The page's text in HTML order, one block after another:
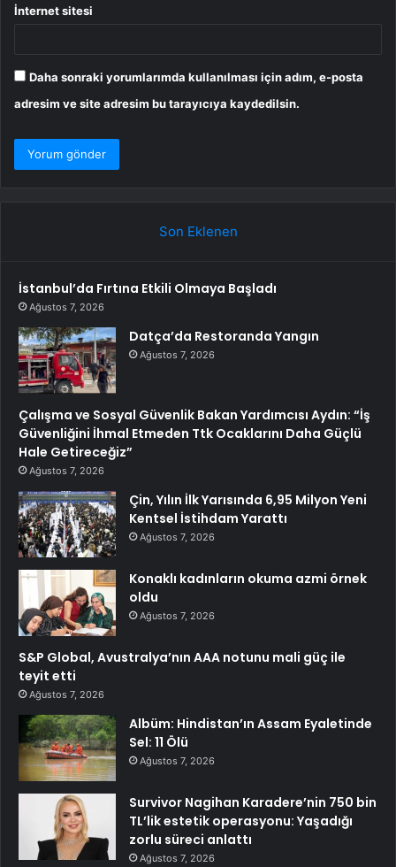
İnternet sitesi
Daha sonraki yorumlarımda kullanılması için adım, e-posta
adresim ve site adresim bu tarayıcıya kaydedilsin.
Son Eklenen
İstanbul’da Fırtına Etkili Olmaya Başladı
Ağustos 7, 2026
Datça’da Restoranda Yangın
Ağustos 7, 2026
Çalışma ve Sosyal Güvenlik Bakan Yardımcısı Aydın: “İş
Güvenliğini İhmal Etmeden Ttk Ocaklarını Daha Güçlü
Hale Getireceğiz”
Ağustos 7, 2026
Çin, Yılın İlk Yarısında 6,95 Milyon Yeni
Kentsel İstihdam Yarattı
Ağustos 7, 2026
Konaklı kadınların okuma azmi örnek
oldu
Ağustos 7, 2026
S&P Global, Avustralya’nın AAA notunu mali güç ile
teyit etti
Ağustos 7, 2026
Albüm: Hindistan’ın Assam Eyaletinde
Sel: 11 Ölü
Ağustos 7, 2026
Survivor Nagihan Karadere’nin 750 bin
TL’lik estetik operasyonu: Yaşadığı
zorlu süreci anlattı
Ağustos 7, 2026